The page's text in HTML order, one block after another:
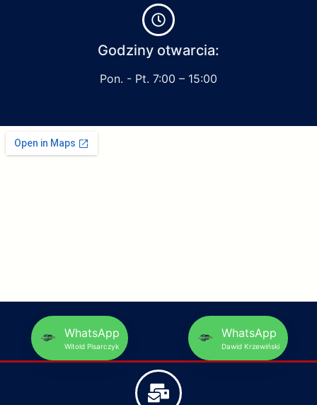
Godziny otwarcia:
Pon. - Pt. 7:00 – 15:00
WhatsApp
Witold Pisarczyk
WhatsApp
Dawid Krzewiński